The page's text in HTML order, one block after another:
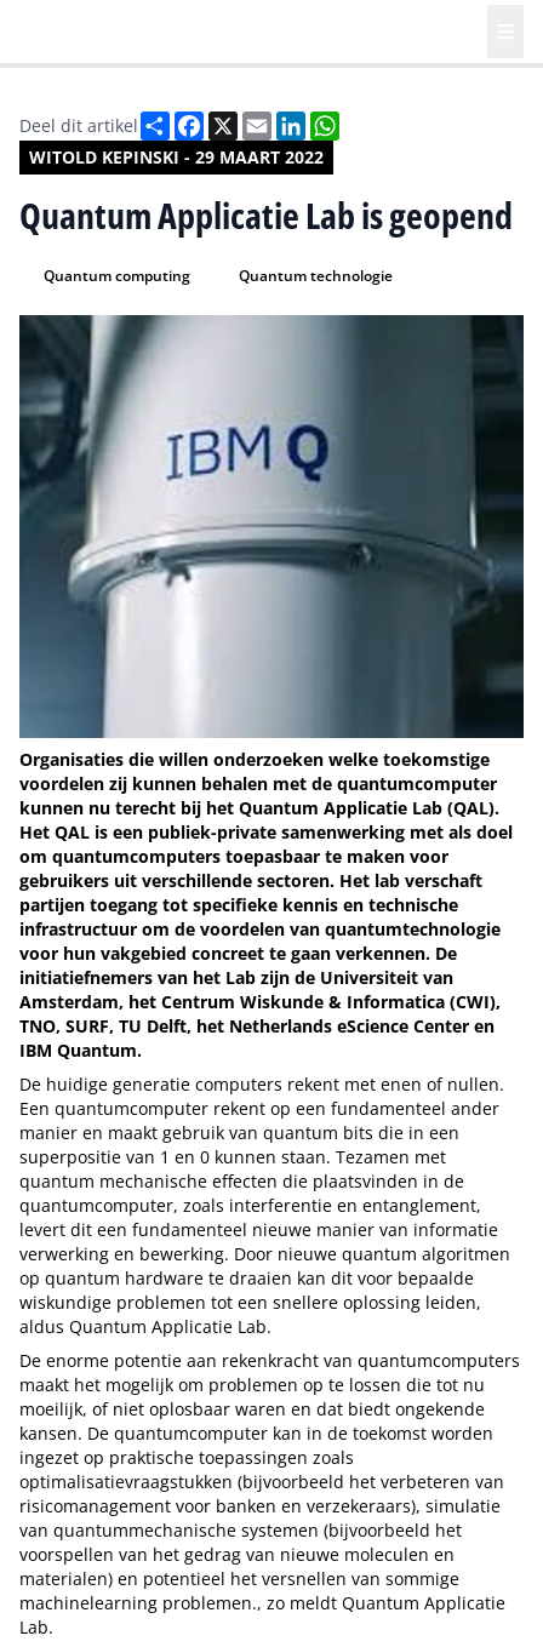
WITOLD KEPINSKI - 29 MAART 2022
Deel dit artikel DeelFacebook
X EmailLinkedIn
Quantum Applicatie Lab is geopend
Quantum computing Quantum technologie
Organisaties die willen onderzoeken welke toekomstige
voordelen zij kunnen behalen met de quantumcomputer
kunnen nu terecht bij het Quantum Applicatie Lab (QAL).
Het QAL is een publiek-private samenwerking met als doel
om quantumcomputers toepasbaar te maken voor
gebruikers uit verschillende sectoren. Het lab verschaft
partijen toegang tot specifieke kennis en technische
infrastructuur om de voordelen van quantumtechnologie
voor hun vakgebied concreet te gaan verkennen. De
initiatiefnemers van het Lab zijn de Universiteit van
Amsterdam, het Centrum Wiskunde & Informatica (CWI),
TNO, SURF, TU Delft, het Netherlands eScience Center en
IBM Quantum.
De huidige generatie computers rekent met enen of nullen.
Een quantumcomputer rekent op een fundamenteel ander
manier en maakt gebruik van quantum bits die in een
superpositie van 1 en 0 kunnen staan. Tezamen met
quantum mechanische effecten die plaatsvinden in de
quantumcomputer, zoals interferentie en entanglement,
levert dit een fundamenteel nieuwe manier van informatie
verwerking en bewerking. Door nieuwe quantum algoritmen
op quantum hardware te draaien kan dit voor bepaalde
wiskundige problemen tot een snellere oplossing leiden,
aldus Quantum Applicatie Lab.
De enorme potentie aan rekenkracht van quantumcomputers
maakt het mogelijk om problemen op te lossen die tot nu
moeilijk, of niet oplosbaar waren en dat biedt ongekende
kansen. De quantumcomputer kan in de toekomst worden
ingezet op praktische toepassingen zoals
optimalisatievraagstukken (bijvoorbeeld het verbeteren van
risicomanagement voor banken en verzekeraars), simulatie
van quantummechanische systemen (bijvoorbeeld het
voorspellen van het gedrag van nieuwe moleculen en
materialen) en potentieel het versnellen van sommige
machinelearning problemen., zo meldt Quantum Applicatie
Lab.